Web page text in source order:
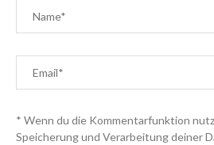
* Wenn du die Kommentarfunktion
Speicherung und Verarbeitung deiner